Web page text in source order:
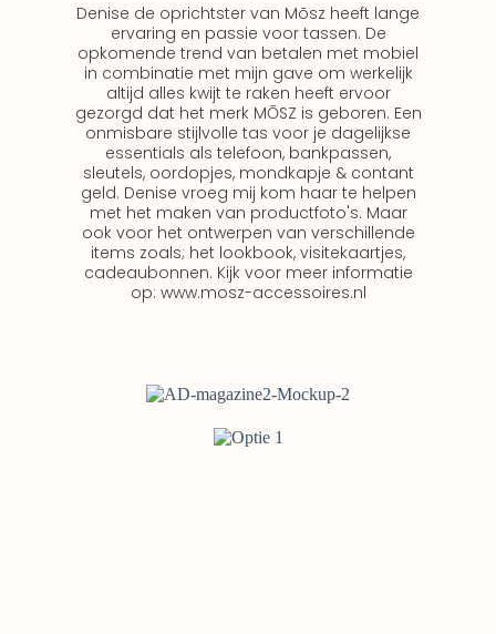
Denise de oprichtster van Mõsz heeft lange
ervaring en passie voor tassen. De
opkomende trend van betalen met mobiel
in combinatie met mijn gave om werkelijk
altijd alles kwijt te raken heeft ervoor
gezorgd dat het merk MŌSZ is geboren. Een
onmisbare stijlvolle tas voor je dagelijkse
essentials als telefoon, bankpassen,
sleutels, oordopjes, mondkapje & contant
geld. Denise vroeg mij kom haar te helpen
met het maken van productfoto's. Maar
ook voor het ontwerpen van verschillende
items zoals; het lookbook, visitekaartjes,
cadeaubonnen. Kijk voor meer informatie
op: www.mosz-accessoires.nl